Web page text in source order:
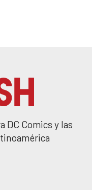
DC Comics y las